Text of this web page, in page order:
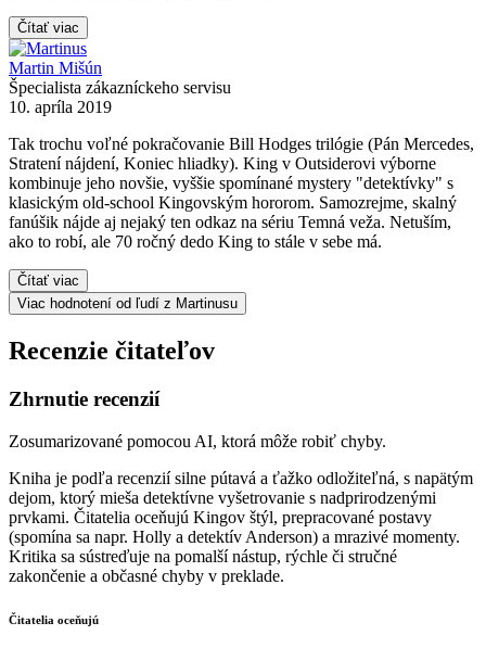
Čítať viac
Martin Mišún
Špecialista zákazníckeho servisu
10. apríla 2019
Tak trochu voľné pokračovanie Bill Hodges trilógie (Pán Mercedes,
Stratení nájdení, Koniec hliadky). King v Outsiderovi výborne
kombinuje jeho novšie, vyššie spomínané mystery "detektívky" s
klasickým old-school Kingovským hororom. Samozrejme, skalný
fanúšik nájde aj nejaký ten odkaz na sériu Temná veža. Netuším,
ako to robí, ale 70 ročný dedo King to stále v sebe má.
Čítať viac
Viac hodnotení od ľudí z Martinusu
Recenzie čitateľov
Zhrnutie recenzií
Zosumarizované pomocou AI, ktorá môže robiť chyby.
Kniha je podľa recenzií silne pútavá a ťažko odložiteľná, s napätým
dejom, ktorý mieša detektívne vyšetrovanie s nadprirodzenými
prvkami. Čitatelia oceňujú Kingov štýl, prepracované postavy
(spomína sa napr. Holly a detektív Anderson) a mrazivé momenty.
Kritika sa sústreďuje na pomalší nástup, rýchle či stručné
zakončenie a občasné chyby v preklade.
Čitatelia oceňujú